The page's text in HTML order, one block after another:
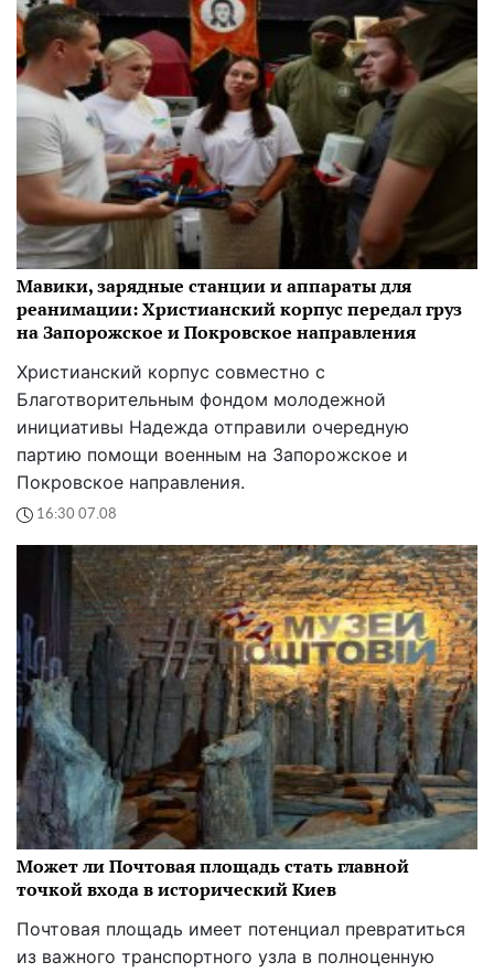
Мавики, зарядные станции и аппараты для
реанимации: Христианский корпус передал груз
на Запорожское и Покровское направления
Христианский корпус совместно с
Благотворительным фондом молодежной
инициативы Надежда отправили очередную
партию помощи военным на Запорожское и
Покровское направления.
16:30 07.08
Может ли Почтовая площадь стать главной
точкой входа в исторический Киев
Почтовая площадь имеет потенциал превратиться
из важного транспортного узла в полноценную